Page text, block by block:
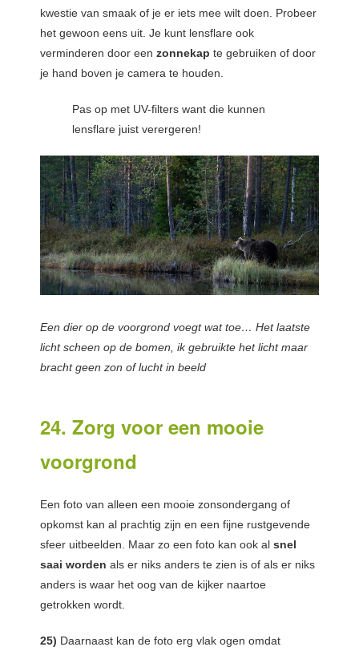
kwestie van smaak of je er iets mee wilt doen. Probeer
het gewoon eens uit. Je kunt lensflare ook
verminderen door een zonnekap te gebruiken of door
je hand boven je camera te houden.
Pas op met UV-filters want die kunnen
lensflare juist verergeren!
Een dier op de voorgrond voegt wat toe… Het laatste
licht scheen op de bomen, ik gebruikte het licht maar
bracht geen zon of lucht in beeld
24. Zorg voor een mooie
voorgrond
Een foto van alleen een mooie zonsondergang of
opkomst kan al prachtig zijn en een fijne rustgevende
sfeer uitbeelden. Maar zo een foto kan ook al snel
saai worden als er niks anders te zien is of als er niks
anders is waar het oog van de kijker naartoe
getrokken wordt.
25) Daarnaast kan de foto erg vlak ogen omdat